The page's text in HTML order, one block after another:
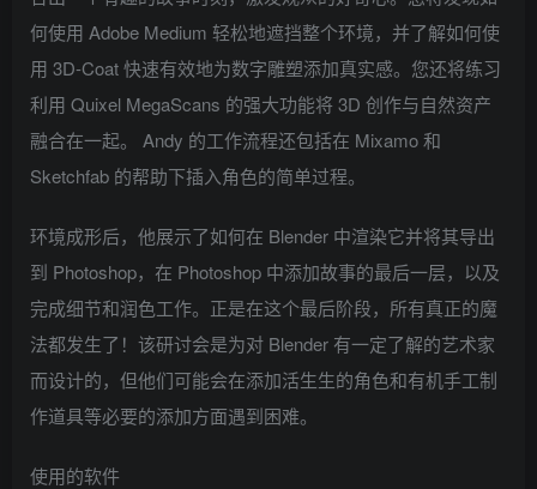
何使用 Adob​​e Medium 轻松地遮挡整个环境，并了解如何使
用 3D-Coat 快速有效地为数字雕塑添加真实感。您还将练习
利用 Quixel MegaScans 的强大功能将 3D 创作与自然资产
融合在一起。 Andy 的工作流程还包括在 Mixamo 和
Sketchfab 的帮助下插入角色的简单过程。
环境成形后，他展示了如何在 Blender 中渲染它并将其导出
到 Photoshop，在 Photoshop 中添加故事的最后一层，以及
完成细节和润色工作。正是在这个最后阶段，所有真正的魔
法都发生了！该研讨会是为对 Blender 有一定了解的艺术家
而设计的，但他们可能会在添加活生生的角色和有机手工制
作道具等必要的添加方面遇到困难。
使用的软件